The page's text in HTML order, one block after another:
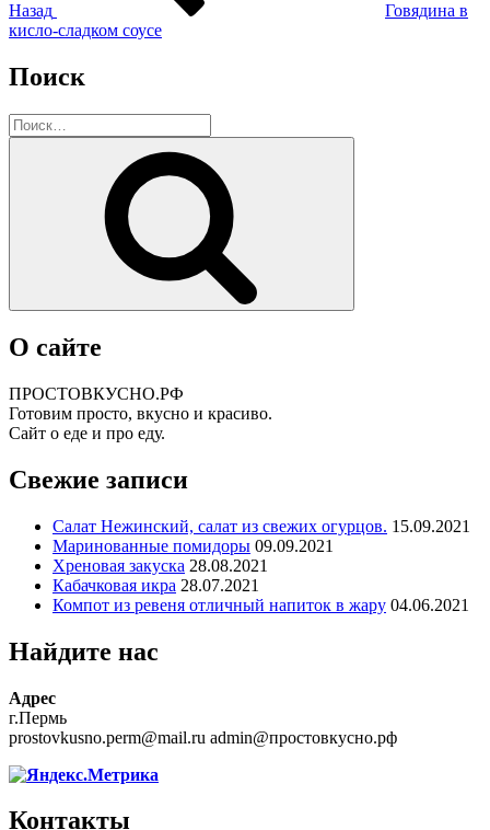
Назад
Говядина в
кисло-сладком соусе
Поиск
Искать:
О сайте
ПРОСТОВКУСНО.РФ
Готовим просто, вкусно и красиво.
Сайт о еде и про еду.
Свежие записи
Салат Нежинский, салат из свежих огурцов. 15.09.2021
Маринованные помидоры 09.09.2021
Хреновая закуска 28.08.2021
Кабачковая икра 28.07.2021
Компот из ревеня отличный напиток в жару 04.06.2021
Найдите нас
Адрес
г.Пермь
prostovkusno.perm@mail.ru admin@простовкусно.рф
Контакты